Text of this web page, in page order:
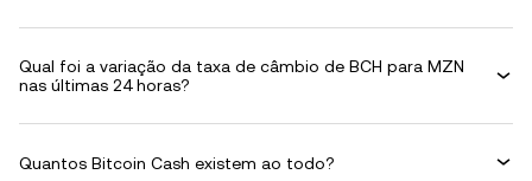
Qual foi a variação da taxa de câmbio de BCH para MZN
nas últimas 24 horas?
Quantos Bitcoin Cash existem ao todo?